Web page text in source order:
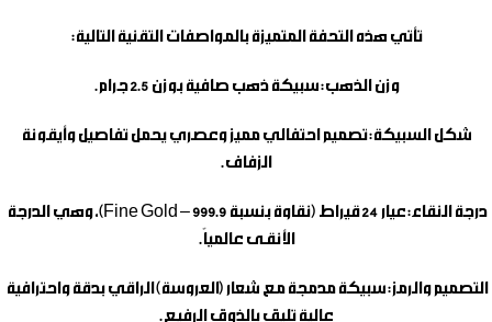
تأتي هذه التحفة المتميزة بالمواصفات التقنية التالية:
وزن الذهب:سبيكة ذهب صافية بوزن 2.5 جرام.
شكل السبيكة:تصميم احتفالي مميز وعصري يحمل تفاصيل وأيقونة
الزفاف.
درجة النقاء:
عيار 24 قيراط (نقاوة بنسبة 999.9 – Fine Gold)، وهي الدرجة
الأنقـى عالمياً.
التصميم والرمز:سبيكة مدمجة مع شعار (العروسة) الراقي بدقة واحترافية
عالية تليق بالذوق الرفيع.